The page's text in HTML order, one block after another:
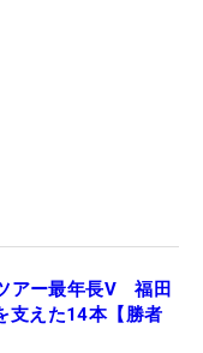
アー最年長V 福田
支えた14本【勝者